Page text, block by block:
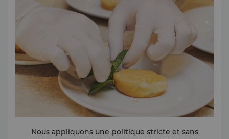
• Le développement personnel et professionnel est à
l'avant-garde de la culture Shangri-La, et nous
soutenons les aspirations de carrière de chaque
Shangri-La Academy
Nous appliquons une politique stricte et sans